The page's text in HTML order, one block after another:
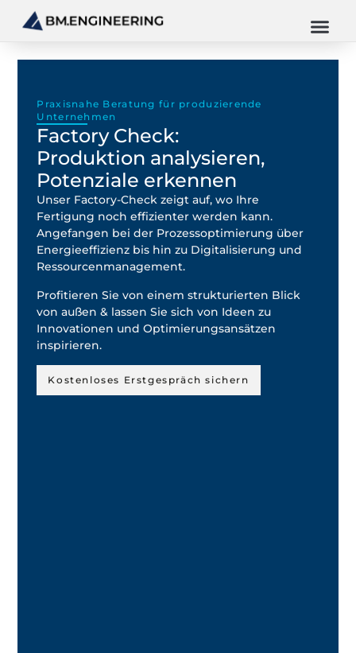
Praxisnahe Beratung für produzierende
Unternehmen
Factory Check:
Produktion analysieren,
Potenziale erkennen
Unser Factory-Check zeigt auf, wo Ihre
Fertigung noch effizienter werden kann.
Angefangen bei der Prozessoptimierung über
Energieeffizienz bis hin zu Digitalisierung und
Ressourcenmanagement.
Profitieren Sie von einem strukturierten Blick
von außen & lassen Sie sich von Ideen zu
Innovationen und Optimierungsansätzen
inspirieren.
Kostenloses Erstgespräch sichern